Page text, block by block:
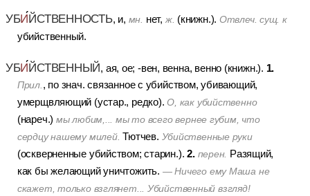
УБИЙСТВЕННОСТЬ, и, мн. нет, ж. (книжн.). Отвлеч. сущ. к
убийственный.
УБИЙСТВЕННЫЙ, ая, ое; -вен, венна, венно (книжн.). 1.
Прил. , по знач. связанное с убийством, убивающий,
умерщвляющий (устар., редко). О, как убийственно
(нареч.) мы любим,... мы то всего вернее губим, что
сердцу нашему милей. Тютчев. Убийственные руки
(оскверненные убийством; старин.). 2. перен. Разящий,
как бы желающий уничтожить. — Ничего ему Маша не
скажет, только взглянет... Убийственный взгляд!